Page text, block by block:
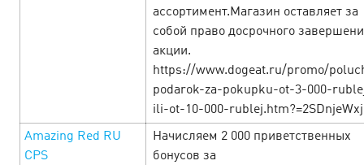
ассортимент.Магазин оставляет за
собой право досрочного
акции.
https://www.dogeat.ru/promo/
podarok-za-pokupku-ot-3-000-
ili-ot-10-000-
Amazing Red RU
CPS
Начисляем 2 000 приветственных
бонусов за